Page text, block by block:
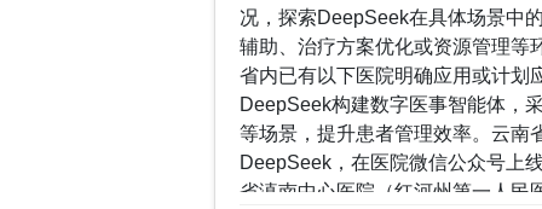
况，探索DeepSeek在具体场景中
辅助、治疗方案优化或资源管理等
省内已有以下医院明确应用或计划
DeepSeek构建数字医事智能体，
等场景，提升患者管理效率。云南
DeepSeek，在医院微信公众号上
省滇南中心医院（红河州第一人民